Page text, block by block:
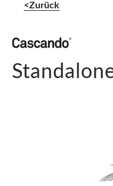
Zurück